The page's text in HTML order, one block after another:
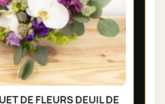
DE FLEURS DEUIL DE